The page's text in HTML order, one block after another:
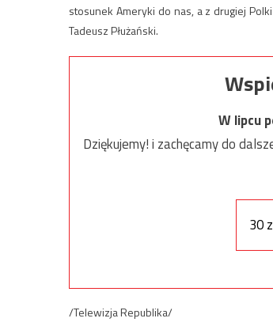
stosunek Ameryki do nas, a z drugiej
Tadeusz Płużański.
W lipcu
Dziękujemy! i zachęcamy do
30
/Telewizja Republika/